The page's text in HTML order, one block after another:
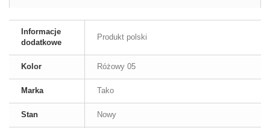
Informacje
dodatkowe
Produkt polski
Kolor Różowy 05
Marka Tako
Stan Nowy